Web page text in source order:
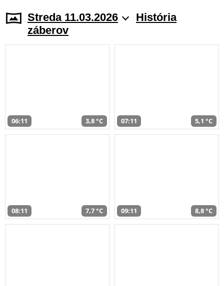
Streda 11.03.2026
História
záberov
06:11 3,8 °C 07:11 5,1 °C
08:11 7,7 °C 09:11 8,8 °C